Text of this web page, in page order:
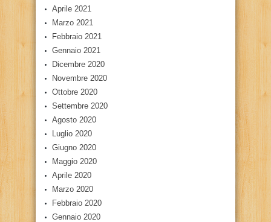
Aprile 2021
Marzo 2021
Febbraio 2021
Gennaio 2021
Dicembre 2020
Novembre 2020
Ottobre 2020
Settembre 2020
Agosto 2020
Luglio 2020
Giugno 2020
Maggio 2020
Aprile 2020
Marzo 2020
Febbraio 2020
Gennaio 2020